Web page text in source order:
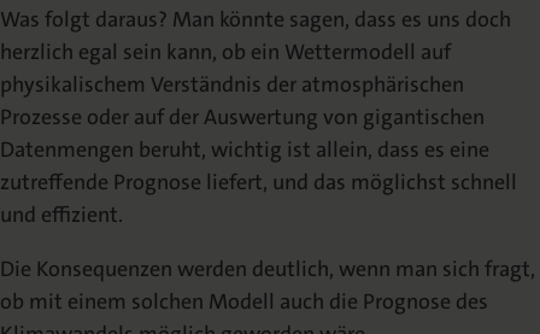
Was folgt daraus? Man könnte sagen, dass es uns doch
herzlich egal sein kann, ob ein Wettermodell auf
physikalischem Verständnis der atmosphärischen
Prozesse oder auf der Auswertung von gigantischen
Datenmengen beruht, wichtig ist allein, dass es eine
zutreffende Prognose liefert, und das möglichst schnell
und effizient.
Die Konsequenzen werden deutlich, wenn man sich fragt,
ob mit einem solchen Modell auch die Prognose des